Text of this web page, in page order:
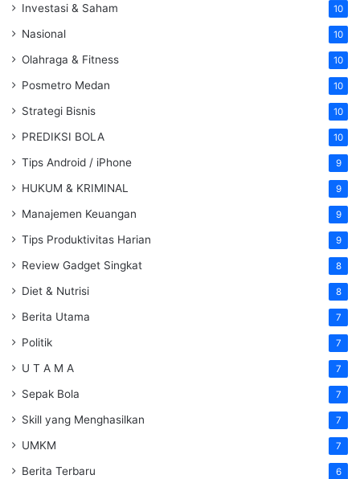
Investasi & Saham 10
Nasional 10
Olahraga & Fitness 10
Posmetro Medan 10
Strategi Bisnis 10
PREDIKSI BOLA 10
Tips Android / iPhone 9
HUKUM & KRIMINAL 9
Manajemen Keuangan 9
Tips Produktivitas Harian 9
Review Gadget Singkat 8
Diet & Nutrisi 8
Berita Utama 7
Politik 7
U T A M A 7
Sepak Bola 7
Skill yang Menghasilkan 7
UMKM 7
Berita Terbaru 6